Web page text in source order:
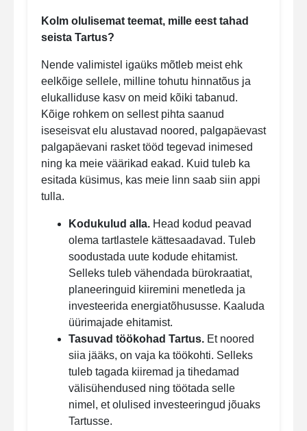
Kolm olulisemat teemat, mille eest tahad
seista Tartus?
Nende valimistel igaüks mõtleb meist ehk
eelkõige sellele, milline tohutu hinnatõus ja
elukalliduse kasv on meid kõiki tabanud.
Kõige rohkem on sellest pihta saanud
iseseisvat elu alustavad noored, palgapäevast
palgapäevani rasket tööd tegevad inimesed
ning ka meie väärikad eakad. Kuid tuleb ka
esitada küsimus, kas meie linn saab siin appi
tulla.
Kodukulud alla. Head kodud peavad
olema tartlastele kättesaadavad. Tuleb
soodustada uute kodude ehitamist.
Selleks tuleb vähendada bürokraatiat,
planeeringuid kiiremini menetleda ja
investeerida energiatõhususse. Kaaluda
üürimajade ehitamist.
Tasuvad töökohad Tartus. Et noored
siia jääks, on vaja ka töökohti. Selleks
tuleb tagada kiiremad ja tihedamad
välisühendused ning töötada selle
nimel, et olulised investeeringud jõuaks
Tartusse.